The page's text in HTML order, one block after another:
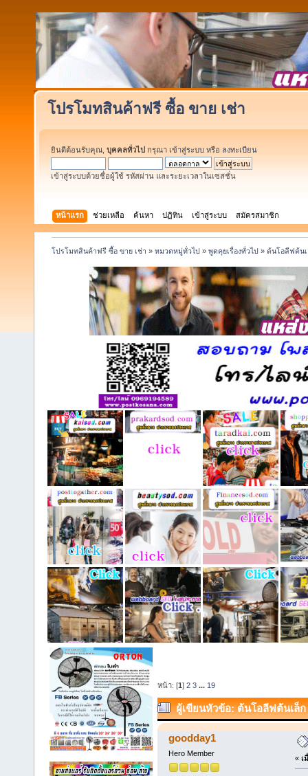
โปรโมทสินค้าฟรี ซื้อ ขาย เช่า
ยินดีต้อนรับคุณ, บุคคลทั่วไป กรุณา เข้าสู่ระบบ หรือ ลงทะเบียน
เข้าสู่ระบบด้วยชื่อผู้ใช้ รหัสผ่าน และระยะเวลาในเซสชั่น
หน้าแรก ช่วยเหลือ ค้นหา ปฏิทิน เข้าสู่ระบบ สมัครสมาชิก
โปรโมทสินค้าฟรี ซื้อ ขาย เช่า »หมวดหมู่ทั่วไป »พูดคุยเรื่องทั่วไป »ต้นโอลีฟต้น
หน้า: [1 ] 2 3 ... 19
ผู้เขียนหัวข้อ: ต้นโอลีฟต้นเล็ก
goodday1
Hero Member
« เ